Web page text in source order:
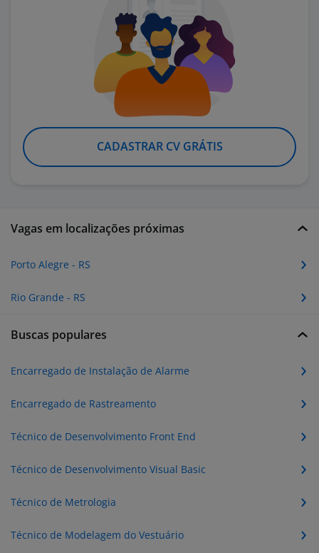
CADASTRAR CV GRÁTIS
Vagas em localizações próximas
Porto Alegre - RS
Rio Grande - RS
Buscas populares
Encarregado de Instalação de Alarme
Encarregado de Rastreamento
Técnico de Desenvolvimento Front End
Técnico de Desenvolvimento Visual Basic
Técnico de Metrologia
Técnico de Modelagem do Vestuário